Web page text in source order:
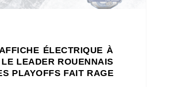
ÉLECTRIQUE À
LEADER ROUENNAIS
PLAYOFFS FAIT RAGE